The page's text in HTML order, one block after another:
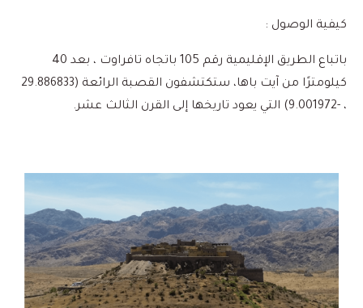
كيفية الوصول :
باتباع الطريق الإقليمية رقم 105 باتجاه تافراوت ، بعد 40
كيلومترًا من آيت باها، ستكتشفون القصبة الرائعة (29.886833
، -9.001972) التي يعود تاريخها إلى القرن الثالث عشر.